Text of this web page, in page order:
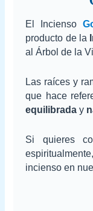
El Incienso
producto de la
al Árbol de la
Las raíces y
que hace
equilibrada y
Si quieres
incienso en